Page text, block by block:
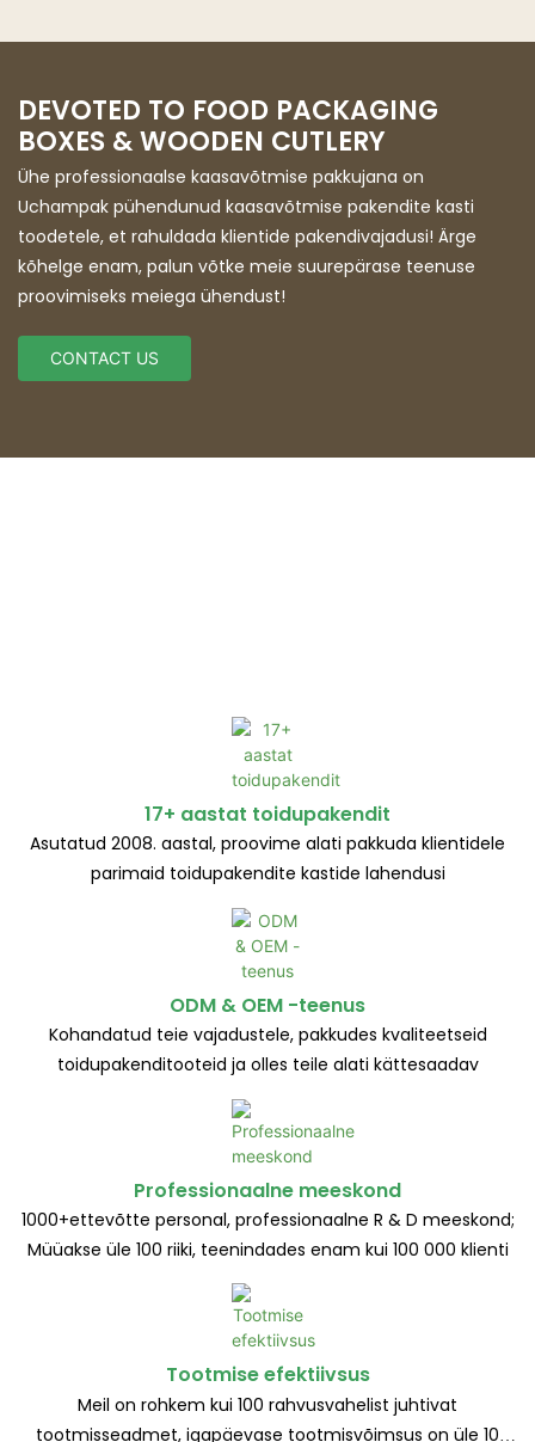
DEVOTED TO FOOD PACKAGING
BOXES & WOODEN CUTLERY
Ühe professionaalse kaasavõtmise pakkujana on
Uchampak pühendunud kaasavõtmise pakendite kasti
toodetele, et rahuldada klientide pakendivajadusi! Ärge
kõhelge enam, palun võtke meie suurepärase teenuse
proovimiseks meiega ühendust!
CONTACT US
17+ aastat toidupakendit
Asutatud 2008. aastal, proovime alati pakkuda klientidele
parimaid toidupakendite kastide lahendusi
ODM & OEM -teenus
Kohandatud teie vajadustele, pakkudes kvaliteetseid
toidupakenditooteid ja olles teile alati kättesaadav
Professionaalne meeskond
1000+ettevõtte personal, professionaalne R & D meeskond;
Müüakse üle 100 riiki, teenindades enam kui 100 000 klienti
Tootmise efektiivsus
Meil on rohkem kui 100 rahvusvahelist juhtivat
tootmisseadmet, igapäevase tootmisvõimsus on üle 10